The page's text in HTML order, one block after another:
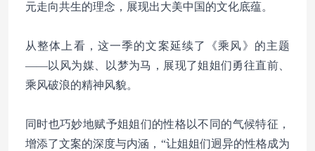
元走向共生的理念，展现出大美中国的文化底蕴。
从整体上看，这一季的文案延续了《乘风》的主题
——以风为媒、以梦为马，展现了姐姐们勇往直前、
乘风破浪的精神风貌。
同时也巧妙地赋予姐姐们的性格以不同的气候特征，
增添了文案的深度与内涵，“让姐姐们迥异的性格成为